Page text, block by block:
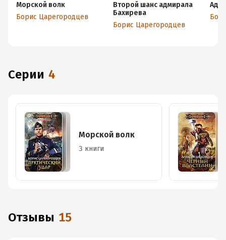
Морской волк
Борис Царегородцев
Второй шанс адмирала
Бахирева
Борис Царегородцев
Серии 4
Морской волк
3 книги
Отзывы 15